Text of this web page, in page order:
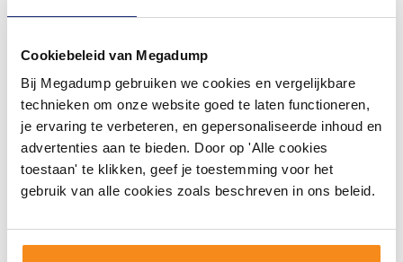
Cookiebeleid van Megadump
Bij Megadump gebruiken we cookies en vergelijkbare
technieken om onze website goed te laten functioneren,
je ervaring te verbeteren, en gepersonaliseerde inhoud en
advertenties aan te bieden. Door op 'Alle cookies
toestaan' te klikken, geef je toestemming voor het
gebruik van alle cookies zoals beschreven in ons beleid.
OUTLET BWS Inbouw
Regendouche | Colorato |
Handdouche | Muuruitloop |
Gunmetal | SET
Voor 14:00 besteld,
binnen 2 (werk)dagen
geleverd
150,00
Meer info
Doucherek Brauer Gunmetal
Edition 40 Cm Gunmetal
3 tot 5 Werkdagen
89,00
Meer info